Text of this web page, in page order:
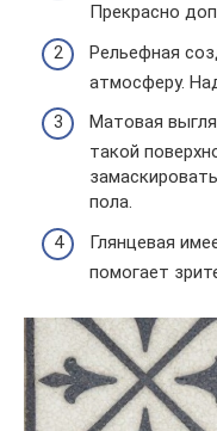
Прекрасно
Рельефная
атмосферу.
Матовая
такой
пола.
Глянцевая
помогает